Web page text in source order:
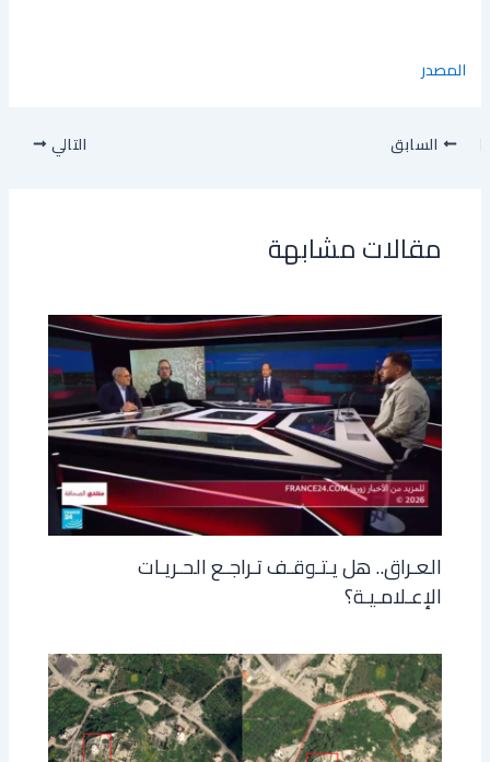
المصدر
السابق التالي
مقالات مشابهة
العـراق.. هل يـتـوقـف تـراجـع الحـريـات
الإعـلامـيـة؟